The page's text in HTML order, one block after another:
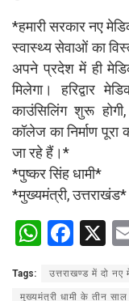
*हमारी सरकार नए
स्वास्थ्य सेवाओं का
अपने प्रदेश में ही
मिलेगा।
काउंसिलिंग शुरू
कॉलेज का निर्माण
जा रहे हैं।*
*पुष्कर सिंह धामी*
*मुख्यमंत्री, उत्तराखंड*
W
at
F
ce
X
Tags: उत्तराखण्ड में दो
मुख्यमंत्री धामी के तीन